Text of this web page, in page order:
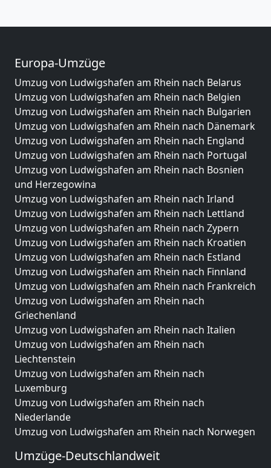
Europa-Umzüge
Umzug von Ludwigshafen am Rhein nach Belarus
Umzug von Ludwigshafen am Rhein nach Belgien
Umzug von Ludwigshafen am Rhein nach Bulgarien
Umzug von Ludwigshafen am Rhein nach Dänemark
Umzug von Ludwigshafen am Rhein nach England
Umzug von Ludwigshafen am Rhein nach Portugal
Umzug von Ludwigshafen am Rhein nach Bosnien
und Herzegowina
Umzug von Ludwigshafen am Rhein nach Irland
Umzug von Ludwigshafen am Rhein nach Lettland
Umzug von Ludwigshafen am Rhein nach Zypern
Umzug von Ludwigshafen am Rhein nach Kroatien
Umzug von Ludwigshafen am Rhein nach Estland
Umzug von Ludwigshafen am Rhein nach Finnland
Umzug von Ludwigshafen am Rhein nach Frankreich
Umzug von Ludwigshafen am Rhein nach
Griechenland
Umzug von Ludwigshafen am Rhein nach Italien
Umzug von Ludwigshafen am Rhein nach
Liechtenstein
Umzug von Ludwigshafen am Rhein nach
Luxemburg
Umzug von Ludwigshafen am Rhein nach
Niederlande
Umzug von Ludwigshafen am Rhein nach Norwegen
Umzüge-Deutschlandweit